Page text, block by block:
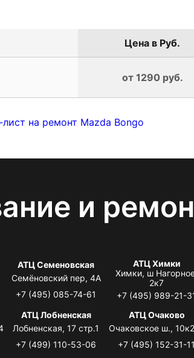
Цена в Руб.
от 1290 руб.
на ремонт Mazda Bongo
и
АТЦ Семеновская
Семёновский пер, 4А
+7 (495) 085-74-61
АТЦ Химки
Химки, ш
2к7
+7 (495) 989-21-
АТЦ Лобненская
Лобненская, 17 стр.1
+7 (499) 110-53-06
АТЦ Очаково
Очаковское ш.,
+7 (495) 152-31-11